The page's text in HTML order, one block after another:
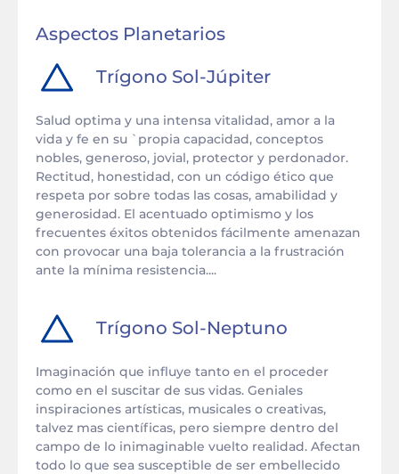
Aspectos Planetarios
Trígono Sol-Júpiter
Salud optima y una intensa vitalidad, amor a la
vida y fe en su `propia capacidad, conceptos
nobles, generoso, jovial, protector y perdonador.
Rectitud, honestidad, con un código ético que
respeta por sobre todas las cosas, amabilidad y
generosidad. El acentuado optimismo y los
frecuentes éxitos obtenidos fácilmente amenazan
con provocar una baja tolerancia a la frustración
ante la mínima resistencia....
Trígono Sol-Neptuno
Imaginación que influye tanto en el proceder
como en el suscitar de sus vidas. Geniales
inspiraciones artísticas, musicales o creativas,
talvez mas científicas, pero siempre dentro del
campo de lo inimaginable vuelto realidad. Afectan
todo lo que sea susceptible de ser embellecido